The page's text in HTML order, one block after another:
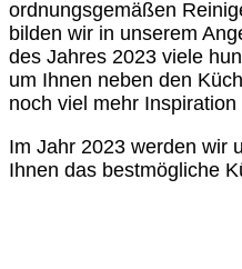
ordnungsgemäßen
bilden wir in unserem
des Jahres 2023 viele
um Ihnen neben den
noch viel mehr
Im Jahr 2023 werden wir
Ihnen das bestmögliche